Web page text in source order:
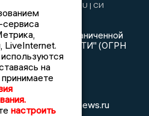
© VORONEZHNEWS.RU | СИ
новости»
Общество с ограниченной
НОВОСТИ" (ОГРН
А.А.
262 77 92
info@voronezhnews.ru
сервиса
LiveInternet.
на
настроить